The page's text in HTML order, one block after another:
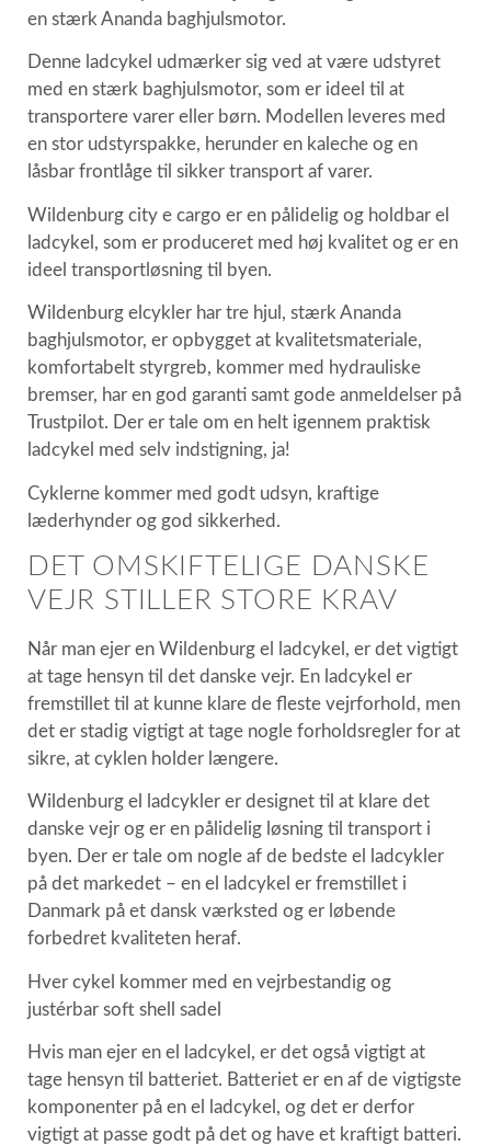
en stærk Ananda baghjulsmotor.
Denne ladcykel udmærker sig ved at være udstyret
med en stærk baghjulsmotor, som er ideel til at
transportere varer eller børn. Modellen leveres med
en stor udstyrspakke, herunder en kaleche og en
låsbar frontlåge til sikker transport af varer.
Wildenburg city e cargo er en pålidelig og holdbar el
ladcykel, som er produceret med høj kvalitet og er en
ideel transportløsning til byen.
Wildenburg elcykler har tre hjul, stærk Ananda
baghjulsmotor, er opbygget at kvalitetsmateriale,
komfortabelt styrgreb, kommer med hydrauliske
bremser, har en god garanti samt gode anmeldelser på
Trustpilot. Der er tale om en helt igennem praktisk
ladcykel med selv indstigning, ja!
Cyklerne kommer med godt udsyn, kraftige
læderhynder og god sikkerhed.
DET OMSKIFTELIGE DANSKE
VEJR STILLER STORE KRAV
Når man ejer en Wildenburg el ladcykel, er det vigtigt
at tage hensyn til det danske vejr. En ladcykel er
fremstillet til at kunne klare de fleste vejrforhold, men
det er stadig vigtigt at tage nogle forholdsregler for at
sikre, at cyklen holder længere.
Wildenburg el ladcykler er designet til at klare det
danske vejr og er en pålidelig løsning til transport i
byen. Der er tale om nogle af de bedste el ladcykler
på det markedet – en el ladcykel er fremstillet i
Danmark på et dansk værksted og er løbende
forbedret kvaliteten heraf.
Hver cykel kommer med en vejrbestandig og
justérbar soft shell sadel
Hvis man ejer en el ladcykel, er det også vigtigt at
tage hensyn til batteriet. Batteriet er en af de vigtigste
komponenter på en el ladcykel, og det er derfor
vigtigt at passe godt på det og have et kraftigt batteri.